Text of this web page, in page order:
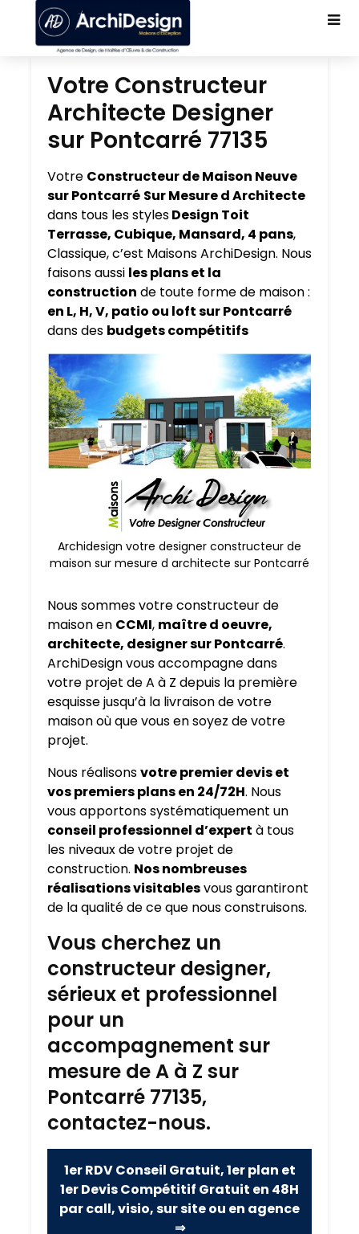
Votre Constructeur
Architecte Designer
sur Pontcarré 77135
Votre Constructeur de Maison Neuve
sur Pontcarré Sur Mesure d Architecte
dans tous les stylesDesign Toit
Terrasse, Cubique, Mansard, 4 pans,
Classique, c’est Maisons ArchiDesign. Nous
faisons aussi les plans et la
construction de toute forme de maison :
en L, H, V, patio ou loft sur Pontcarré
dans des budgets compétitifs
Archidesign votre designer constructeur de
maison sur mesure d architecte sur Pontcarré
Nous sommes votre constructeur de
maison en CCMI, maître d oeuvre,
architecte, designer sur Pontcarré.
ArchiDesign vous accompagne dans
votre projet de A à Z depuis la première
esquisse jusqu’à la livraison de votre
maison où que vous en soyez de votre
projet.
Nous réalisonsvotre premier devis et
vos premiers plans en 24/72H. Nous
vous apportons systématiquement un
conseil professionnel d’expert à tous
les niveaux de votre projet de
construction. Nos nombreuses
réalisations visitablesvous garantiront
de la qualité de ce que nous construisons.
Vous cherchez un
constructeur designer,
sérieux et professionnel
pour un
accompagnement sur
mesure de A à Z sur
Pontcarré 77135,
contactez-nous.
1er RDV Conseil Gratuit, 1er plan et
1er Devis Compétitif Gratuit en 48H
par call, visio, sur site ou en agence
⇒